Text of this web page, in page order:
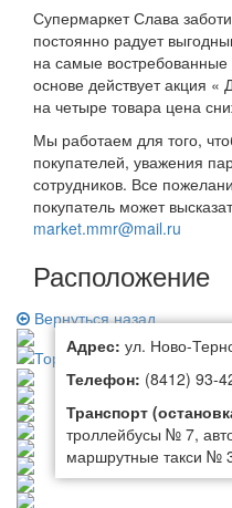
Супермаркет Слава
постоянно радует
на самые
основе действует акция
на четыре товара цена
Мы работаем для того,
покупателей, уважения
сотрудников. Все
покупатель может
market.mmr@mail.ru
Расположение
Адрес: ул. Ново-
Телефон: (8412) 93-
Транспорт
троллейбусы № 7,
маршрутные такси №
Вернуться назад